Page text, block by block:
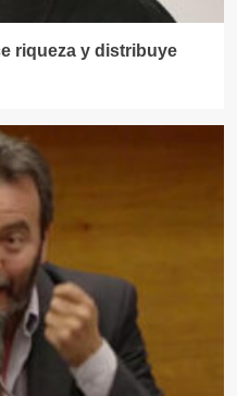
riqueza y distribuye